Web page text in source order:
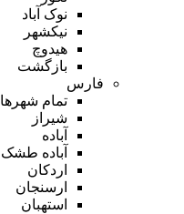
نوک آباد
نیکشهر
هیدوچ
بازگشت
فارس
تمام شهر‌ها
شیراز
آباده
آباده طشک
اردکان
ارسنجان
استهبان